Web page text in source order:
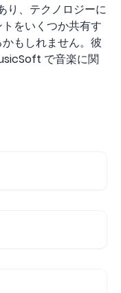
り、テクノロジーに
をいくつか共有す
もしれません。彼
で音楽に関